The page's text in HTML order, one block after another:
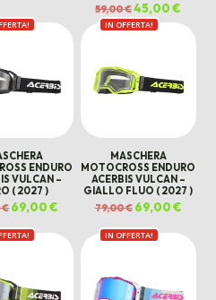
59,00 €.
59,00€Il
prezzo
originale
era:
45,00€
45,00
ENDURO
VULCAN –
( 2027 )
€Il
prezzo
era:
79,00 €.
69,00€
è:
69,00 €.
IN OFFERTA!
MASCHERA
MOTOCROSS ENDURO
ACERBIS VULCAN –
GIALLO FLUO ( 2027 )
79,00€ Il
prezzo
era:
79,00 €.
69,00€Il
è:
69,00
IN OFFERTA!